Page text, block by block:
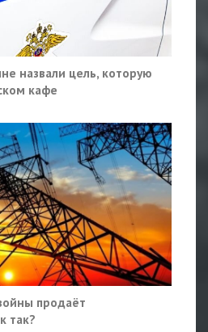
назвали цель, которую
кафе
продаёт
так?